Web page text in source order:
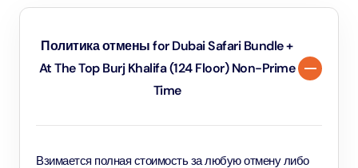
Политика отмены for Dubai Safari Bundle +
At The Top Burj Khalifa (124 Floor) Non-Prime
Time
Взимается полная стоимость за любую отмену либо